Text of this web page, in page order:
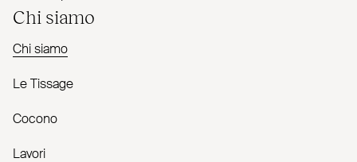
Chi siamo
Chi siamo
Le Tissage
Cocono
Lavori